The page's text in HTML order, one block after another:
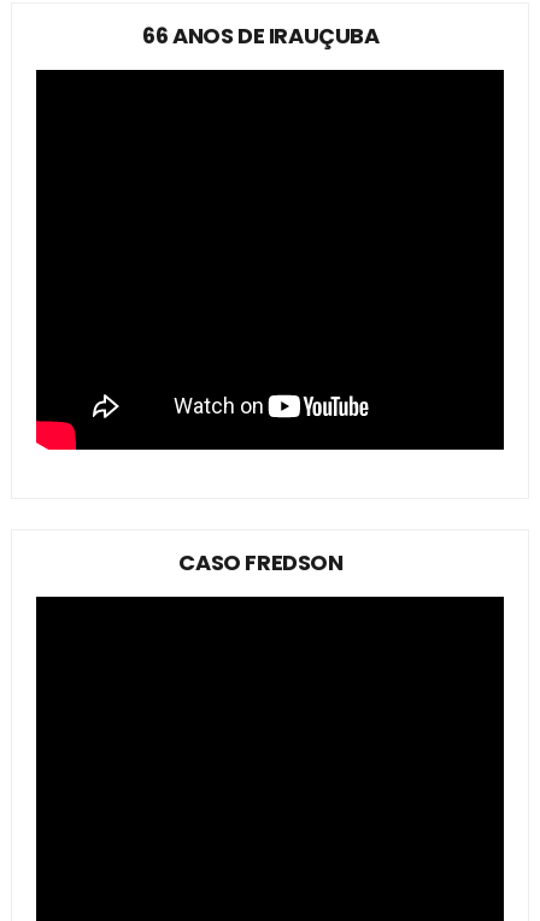
66 ANOS DE IRAUÇUBA
CASO FREDSON